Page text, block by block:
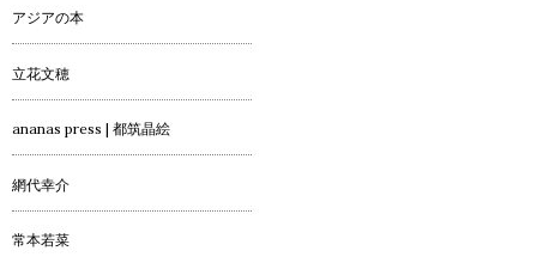
アジアの本
立花文穂
ananas press | 都筑晶絵
網代幸介
常本若菜